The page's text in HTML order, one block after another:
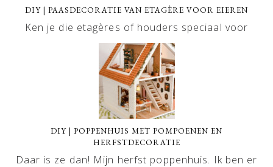
DIY | PAASDECORATIE VAN ETAGÈRE VOOR EIEREN
Ken je die etagères of houders speciaal voor
DIY | POPPENHUIS MET POMPOENEN EN
HERFSTDECORATIE
Daar is ze dan! Mijn herfst poppenhuis. Ik ben er